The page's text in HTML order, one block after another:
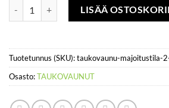
Taukovaunu majoitustila 2 huonetta määrä
LISÄÄ
Tuotetunnus (SKU):taukovaunu-majoitustila-
Osasto:TAUKOVAUNUT